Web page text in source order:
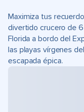
Maximiza tus
divertido crucero de
Florida a bordo del
las playas vírgenes
escapada épica.